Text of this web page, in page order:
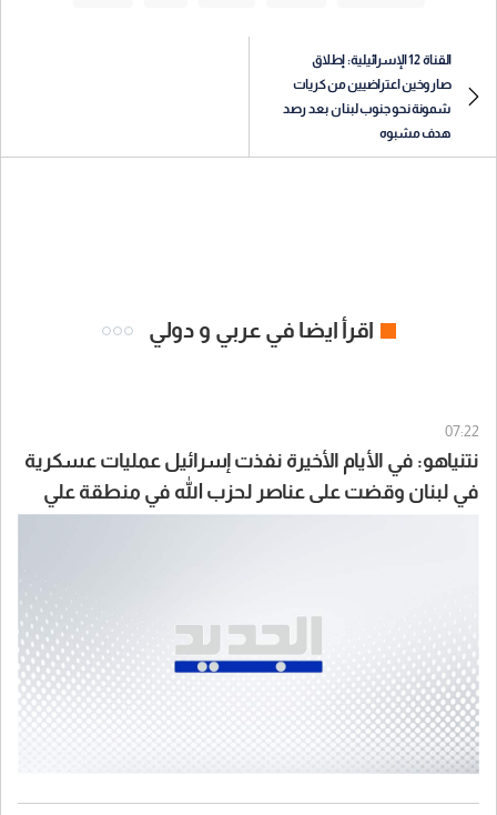
القناة 12 الإسرائيلية: إطلاق
صاروخين اعتراضيين من كريات
شمونة نحو جنوب لبنان بعد رصد
هدف مشبوه
اقرأ ايضا في عربي و دولي
07:22
نتنياهو: في الأيام الأخيرة نفذت إسرائيل عمليات عسكرية
في لبنان وقضت على عناصر لحزب الله في منطقة علي